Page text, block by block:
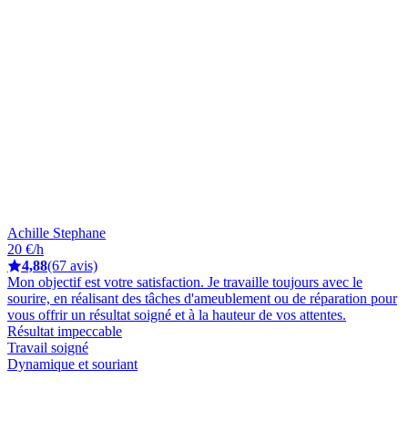
Achille Stephane
20 €/h
4,88(67 avis)
Mon objectif est votre satisfaction. Je travaille toujours avec le
sourire, en réalisant des tâches d'ameublement ou de réparation pour
vous offrir un résultat soigné et à la hauteur de vos attentes.
Résultat impeccable
Travail soigné
Dynamique et souriant